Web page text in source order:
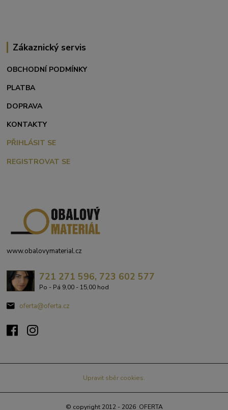
Zákaznický servis
OBCHODNÍ PODMÍNKY
PLATBA
DOPRAVA
KONTAKTY
PŘIHLÁSIT SE
REGISTROVAT SE
www.obalovymaterial.cz
721 271 596, 723 602 577
Po - Pá 9,00 - 15,00 hod
oferta@oferta.cz
Upravit sběr cookies.
© copyright 2012 - 2026 OFERTA